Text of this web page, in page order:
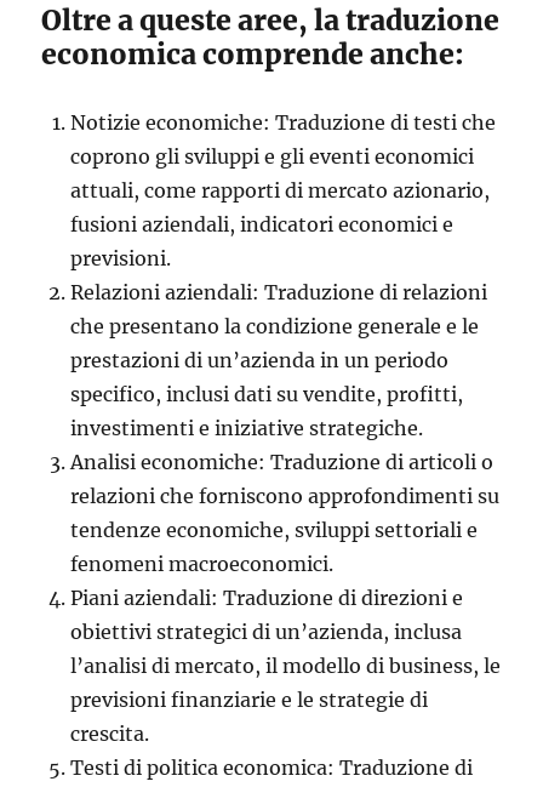
Oltre a queste aree, la traduzione
economica comprende anche:
Notizie economiche: Traduzione di testi che
coprono gli sviluppi e gli eventi economici
attuali, come rapporti di mercato azionario,
fusioni aziendali, indicatori economici e
previsioni.
Relazioni aziendali: Traduzione di relazioni
che presentano la condizione generale e le
prestazioni di un’azienda in un periodo
specifico, inclusi dati su vendite, profitti,
investimenti e iniziative strategiche.
Analisi economiche: Traduzione di articoli o
relazioni che forniscono approfondimenti su
tendenze economiche, sviluppi settoriali e
fenomeni macroeconomici.
Piani aziendali: Traduzione di direzioni e
obiettivi strategici di un’azienda, inclusa
l’analisi di mercato, il modello di business, le
previsioni finanziarie e le strategie di
crescita.
Testi di politica economica: Traduzione di